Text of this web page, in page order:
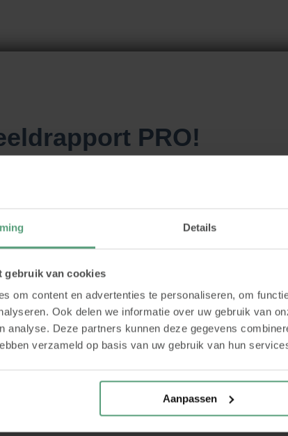
Details
gebruik van cookies
om content en advertenties te personaliseren, om
Ook delen we informatie over uw gebruik van
analyse. Deze partners kunnen deze gegevens
verzameld op basis van uw gebruik van hun
Aanpassen
PRO!
af en toe extra inzichten over DISC.
te ontvangen en af en toe relevante inzichten over DISC te